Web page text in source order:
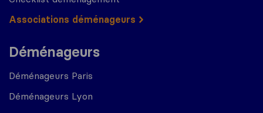
Associations déménageurs
Déménageurs
Déménageurs Paris
Déménageurs Lyon